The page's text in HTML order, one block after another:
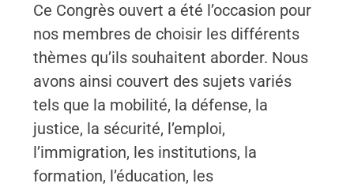
Ce Congrès ouvert a été l’occasion pour
nos membres de choisir les différents
thèmes qu’ils souhaitent aborder. Nous
avons ainsi couvert des sujets variés
tels que la mobilité, la défense, la
justice, la sécurité, l’emploi,
l’immigration, les institutions, la
formation, l’éducation, les